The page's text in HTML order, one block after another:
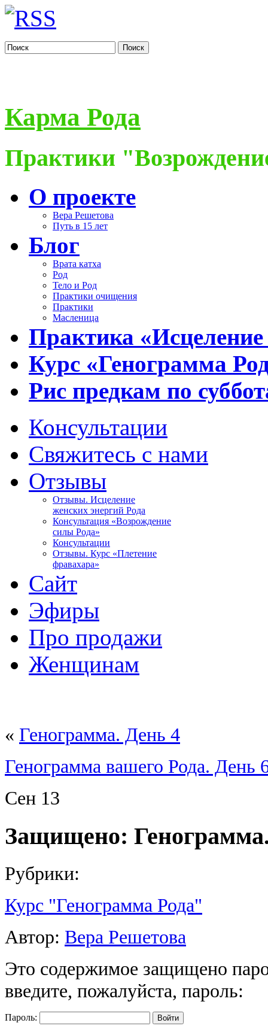
Поиск
Карма Рода
Практики
О проекте
Вера Решетова
Путь в 15 лет
Блог
Врата катха
Род
Тело и Род
Практики очищения
Практики
Масленица
Практика
Курс «Генограмма
Рис предкам по
Консультации
Свяжитесь с нами
Отзывы
Отзывы. Исцеление
женских энергий Рода
Консультация «Возрождение
силы Рода»
Консультации
Отзывы. Курс «Плетение
фравахара»
Сайт
Эфиры
Про продажи
Женщинам
« Генограмма. День 4
Генограмма вашего Рода. День
Сен 13
Защищено:
Рубрики:
Курс "Генограмма Рода"
Автор: Вера Решетова
Это содержимое защищено
введите, пожалуйста, пароль:
Пароль: